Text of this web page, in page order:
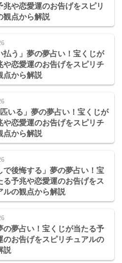
兆や恋愛運のお告げをスピリ
観点から解説
払う」夢の夢占い！宝くじが
や恋愛運のお告げをスピリチ
点から解説
匹いる」夢の夢占い！宝くじが
や恋愛運のお告げをスピリチ
点から解説
で後悔する」夢の夢占い！宝
る予兆や恋愛運のお告げをス
ルの観点から解説
の夢占い！宝くじが当たる予
のお告げをスピリチュアルの
説